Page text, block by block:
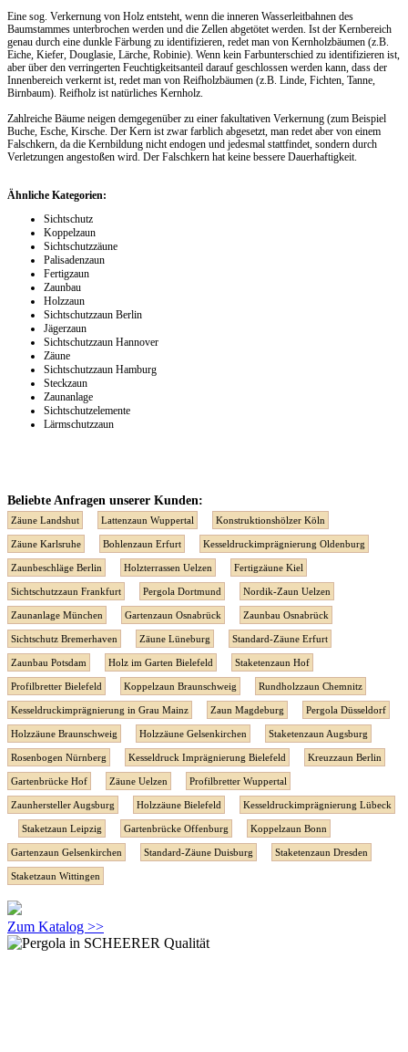
Eine sog. Verkernung von Holz entsteht, wenn die inneren Wasserleitbahnen des
Baumstammes unterbrochen werden und die Zellen abgetötet werden. Ist der Kernbereich
genau durch eine dunkle Färbung zu identifizieren, redet man von Kernholzbäumen (z.B.
Eiche, Kiefer, Douglasie, Lärche, Robinie). Wenn kein Farbunterschied zu identifizieren ist,
aber über den verringerten Feuchtigkeitsanteil darauf geschlossen werden kann, dass der
Innenbereich verkernt ist, redet man von Reifholzbäumen (z.B. Linde, Fichten, Tanne,
Birnbaum). Reifholz ist natürliches Kernholz.
Zahlreiche Bäume neigen demgegenüber zu einer fakultativen Verkernung (zum Beispiel
Buche, Esche, Kirsche. Der Kern ist zwar farblich abgesetzt, man redet aber von einem
Falschkern, da die Kernbildung nicht endogen und jedesmal stattfindet, sondern durch
Verletzungen angestoßen wird. Der Falschkern hat keine bessere Dauerhaftigkeit.
Ähnliche Kategorien:
Sichtschutz
Koppelzaun
Sichtschutzzäune
Palisadenzaun
Fertigzaun
Zaunbau
Holzzaun
Sichtschutzzaun Berlin
Jägerzaun
Sichtschutzzaun Hannover
Zäune
Sichtschutzzaun Hamburg
Steckzaun
Zaunanlage
Sichtschutzelemente
Lärmschutzzaun
Beliebte Anfragen unserer Kunden:
Zäune Landshut Lattenzaun Wuppertal Konstruktionshölzer Köln
Zäune Karlsruhe Bohlenzaun Erfurt Kesseldruckimprägnierung Oldenburg
Zaunbeschläge Berlin Holzterrassen Uelzen Fertigzäune Kiel
Sichtschutzzaun Frankfurt Pergola Dortmund Nordik-Zaun Uelzen
Zaunanlage München Gartenzaun Osnabrück Zaunbau Osnabrück
Sichtschutz Bremerhaven Zäune Lüneburg Standard-Zäune Erfurt
Zaunbau Potsdam Holz im Garten Bielefeld Staketenzaun Hof
Profilbretter Bielefeld Koppelzaun Braunschweig Rundholzzaun Chemnitz
Kesseldruckimprägnierung in Grau Mainz Zaun Magdeburg Pergola Düsseldorf
Holzzäune Braunschweig Holzzäune Gelsenkirchen Staketenzaun Augsburg
Rosenbogen Nürnberg Kesseldruck Imprägnierung Bielefeld Kreuzzaun Berlin
Gartenbrücke Hof Zäune Uelzen Profilbretter Wuppertal
Zaunhersteller Augsburg Holzzäune Bielefeld Kesseldruckimprägnierung Lübeck
Staketzaun Leipzig Gartenbrücke Offenburg Koppelzaun Bonn
Gartenzaun Gelsenkirchen Standard-Zäune Duisburg Staketenzaun Dresden
Staketzaun Wittingen
Zum Katalog >>